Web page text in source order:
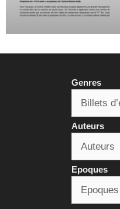
Genres
Auteurs
Epoques